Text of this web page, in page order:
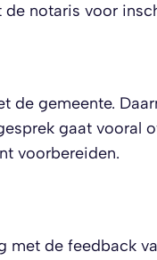
notaris voor
de gemeente.
gaat vooral
voorbereiden.
met de feedback